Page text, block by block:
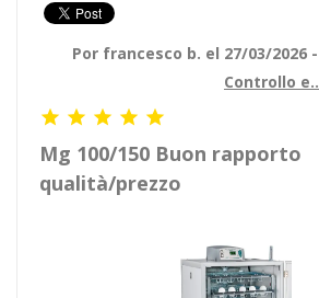
Por francesco b. el 27/03/2026 -
Controllo e..
    
Mg 100/150 Buon rapporto
qualità/prezzo